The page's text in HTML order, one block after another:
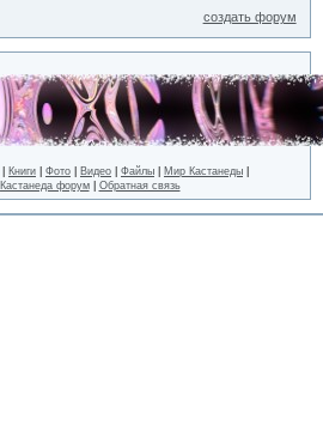
создать форум
Книги Фото Видео Файлы Мир Кастанеды
Кастанеда форум| Обратная связь